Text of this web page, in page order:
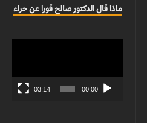
ماذا قال الدكتور صالح قورا عن حراء
00:00
03:14